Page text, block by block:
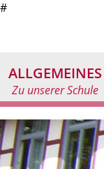
#
ALLGEMEINES
Zu unserer Schule